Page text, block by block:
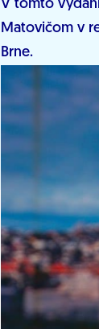
V tomto
Matovičom v
Brne.